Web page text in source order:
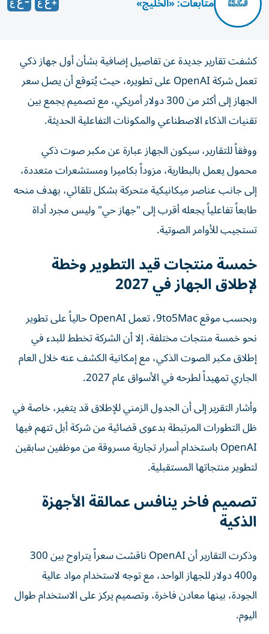
كشفت تقارير جديدة عن تفاصيل إضافية بشأن أول جهاز ذكي
تعمل شركة OpenAI على تطويره، حيث يُتوقع أن يصل سعر
الجهاز إلى أكثر من 300 دولار أمريكي، مع تصميم يجمع بين
تقنيات الذكاء الاصطناعي والمكونات التفاعلية الحديثة.
ووفقاً للتقارير، سيكون الجهاز عبارة عن مكبر صوت ذكي
محمول يعمل بالبطارية، مزوداً بكاميرا ومستشعرات متعددة،
إلى جانب عناصر ميكانيكية متحركة بشكل تلقائي، بهدف منحه
طابعاً تفاعلياً يجعله أقرب إلى "جهاز حي" وليس مجرد أداة
تستجيب للأوامر الصوتية.
خمسة منتجات قيد التطوير وخطة
لإطلاق الجهاز في 2027
وبحسب موقع 9to5Mac، تعمل OpenAI حالياً على تطوير
نحو خمسة منتجات مختلفة، إلا أن الشركة تخطط للبدء في
إطلاق مكبر الصوت الذكي، مع إمكانية الكشف عنه خلال العام
الجاري تمهيداً لطرحه في الأسواق عام 2027.
وأشار التقرير إلى أن الجدول الزمني للإطلاق قد يتغير، خاصة في
ظل التطورات المرتبطة بدعوى قضائية من شركة أبل تتهم فيها
OpenAI باستخدام أسرار تجارية مسروقة من موظفين سابقين
لتطوير منتجاتها المستقبلية.
تصميم فاخر ينافس عمالقة الأجهزة
الذكية
وذكرت التقارير أن OpenAI ناقشت سعراً يتراوح بين 300
و400 دولار للجهاز الواحد، مع توجه لاستخدام مواد عالية
الجودة، بينها معادن فاخرة، وتصميم يركز على الاستخدام طوال
اليوم.